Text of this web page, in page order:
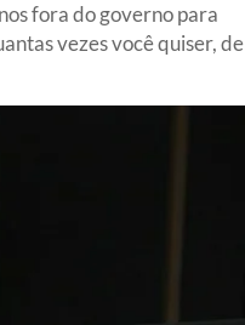
fora do governo para
vezes você quiser, de